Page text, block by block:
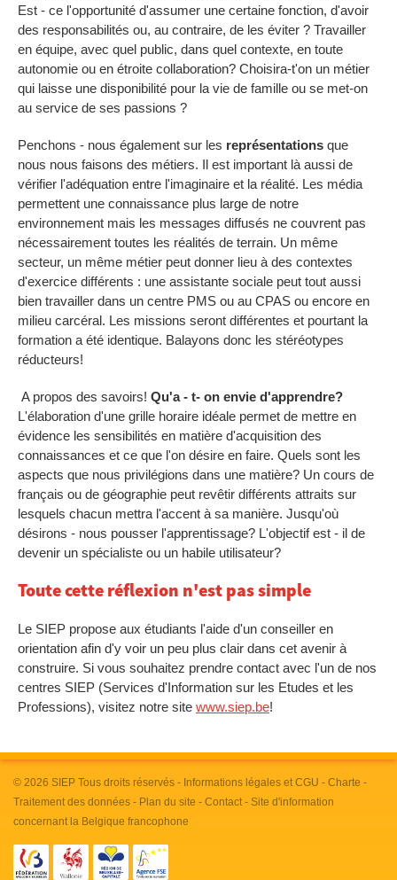
Est - ce l'opportunité d'assumer une certaine fonction, d'avoir
des responsabilités ou, au contraire, de les éviter ? Travailler
en équipe, avec quel public, dans quel contexte, en toute
autonomie ou en étroite collaboration? Choisira-t'on un métier
qui laisse une disponibilité pour la vie de famille ou se met-on
au service de ses passions ?
Penchons - nous également sur les représentations que
nous nous faisons des métiers. Il est important là aussi de
vérifier l'adéquation entre l'imaginaire et la réalité. Les média
permettent une connaissance plus large de notre
environnement mais les messages diffusés ne couvrent pas
nécessairement toutes les réalités de terrain. Un même
secteur, un même métier peut donner lieu à des contextes
d'exercice différents : une assistante sociale peut tout aussi
bien travailler dans un centre PMS ou au CPAS ou encore en
milieu carcéral. Les missions seront différentes et pourtant la
formation a été identique. Balayons donc les stéréotypes
réducteurs!
A propos des savoirs! Qu'a - t- on envie d'apprendre?
L'élaboration d'une grille horaire idéale permet de mettre en
évidence les sensibilités en matière d'acquisition des
connaissances et ce que l'on désire en faire. Quels sont les
aspects que nous privilégions dans une matière? Un cours de
français ou de géographie peut revêtir différents attraits sur
lesquels chacun mettra l'accent à sa manière. Jusqu'où
désirons - nous pousser l'apprentissage? L'objectif est - il de
devenir un spécialiste ou un habile utilisateur?
Toute cette réflexion n'est pas simple
Le SIEP propose aux étudiants l'aide d'un conseiller en
orientation afin d'y voir un peu plus clair dans cet avenir à
construire. Si vous souhaitez prendre contact avec l'un de nos
centres SIEP (Services d'Information sur les Etudes et les
Professions), visitez notre site www.siep.be!
© 2026 SIEP Tous droits réservés - Informations légales et CGU - Charte -
Traitement des données - Plan du site - Contact- Site d'information
concernant la Belgique francophone